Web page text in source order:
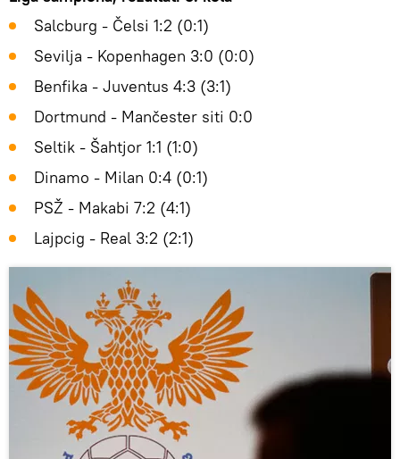
Salcburg - Čelsi 1:2 (0:1)
Sevilja - Kopenhagen 3:0 (0:0)
Benfika - Juventus 4:3 (3:1)
Dortmund - Mančester siti 0:0
Seltik - Šahtjor 1:1 (1:0)
Dinamo - Milan 0:4 (0:1)
PSŽ - Makabi 7:2 (4:1)
Lajpcig - Real 3:2 (2:1)